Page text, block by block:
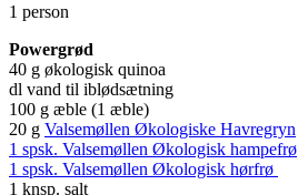
1 person
Powergrød
40 g økologisk quinoa
dl vand til iblødsætning
100 g æble (1 æble)
20 g Valsemøllen Økologiske Havregryn
1 spsk. Valsemøllen Økologisk hampefrø
1 spsk. Valsemøllen Økologisk hørfrø
1 knsp. salt